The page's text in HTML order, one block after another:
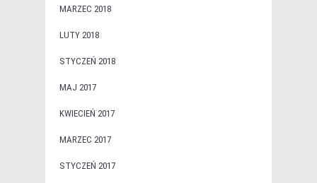
MARZEC 2018
LUTY 2018
STYCZEŃ 2018
MAJ 2017
KWIECIEŃ 2017
MARZEC 2017
STYCZEŃ 2017